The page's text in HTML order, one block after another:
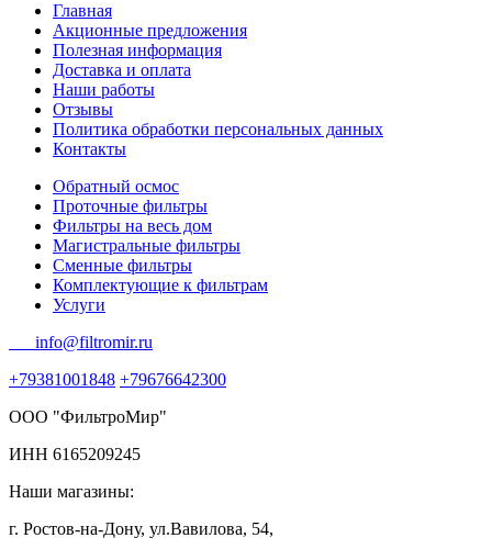
Главная
Акционные предложения
Полезная информация
Доставка и оплата
Наши работы
Отзывы
Политика обработки персональных данных
Контакты
Обратный осмос
Проточные фильтры
Фильтры на весь дом
Магистральные фильтры
Сменные фильтры
Комплектующие к фильтрам
Услуги
info@filtromir.ru
+79381001848 +79676642300
ООО "ФильтроМир"
ИНН 6165209245
Наши магазины:
г. Ростов-на-Дону, ул.Вавилова, 54,